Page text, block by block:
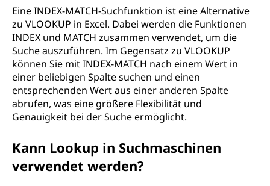
Eine INDEX-MATCH-Suchfunktion ist eine Alternative
zu VLOOKUP in Excel. Dabei werden die Funktionen
INDEX und MATCH zusammen verwendet, um die
Suche auszuführen. Im Gegensatz zu VLOOKUP
können Sie mit INDEX-MATCH nach einem Wert in
einer beliebigen Spalte suchen und einen
entsprechenden Wert aus einer anderen Spalte
abrufen, was eine größere Flexibilität und
Genauigkeit bei der Suche ermöglicht.
Kann Lookup in Suchmaschinen
verwendet werden?